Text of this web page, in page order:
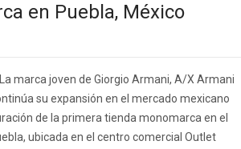
en Puebla, México
marca joven de Giorgio Armani, A/X Armani
su expansión en el mercado mexicano
de la primera tienda monomarca en el
ubicada en el centro comercial Outlet